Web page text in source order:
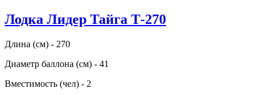
Лодка Лидер Тайга Т-270
Длина (см) - 270
Диаметр баллона (см) - 41
Вместимость (чел) - 2